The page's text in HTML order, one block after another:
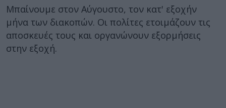
Μπαίνουμε στον Αύγουστο, τον κατ' εξοχήν
μήνα των διακοπών. Οι πολίτες ετοιμάζουν τις
αποσκευές τους και οργανώνουν εξορμήσεις
στην εξοχή.